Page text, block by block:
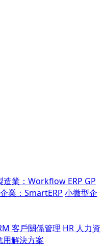
造業：Workflow ERP GP
業：SmartERP 小微型企
客戶關係管理 HR 人力資
用解決方案